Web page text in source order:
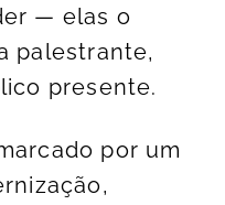
— elas o
palestrante,
presente.
por um